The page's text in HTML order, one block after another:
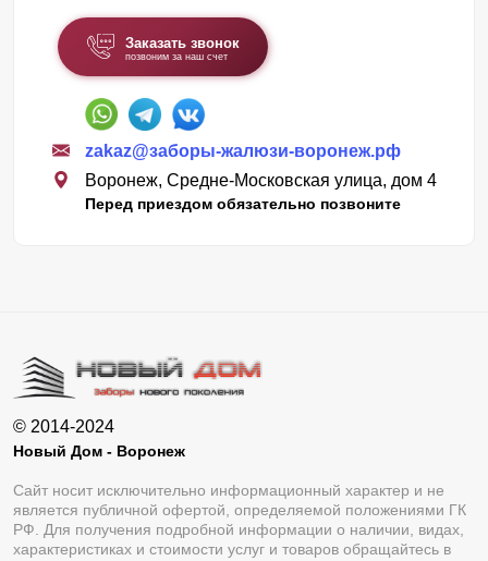
Заказать звонок
позвоним за наш счет
zakaz@заборы-жалюзи-воронеж.рф
Воронеж, Средне-Московская улица, дом 4
Перед приездом обязательно позвоните
© 2014-2024
Новый Дом - Воронеж
Сайт носит исключительно информационный характер и не
является публичной офертой, определяемой положениями ГК
РФ. Для получения подробной информации о наличии, видах,
характеристиках и стоимости услуг и товаров обращайтесь в